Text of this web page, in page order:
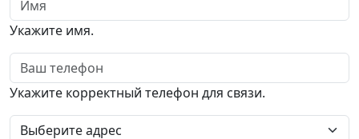
Укажите имя.
Телефон
Укажите корректный телефон для связи.
Выбор адреса